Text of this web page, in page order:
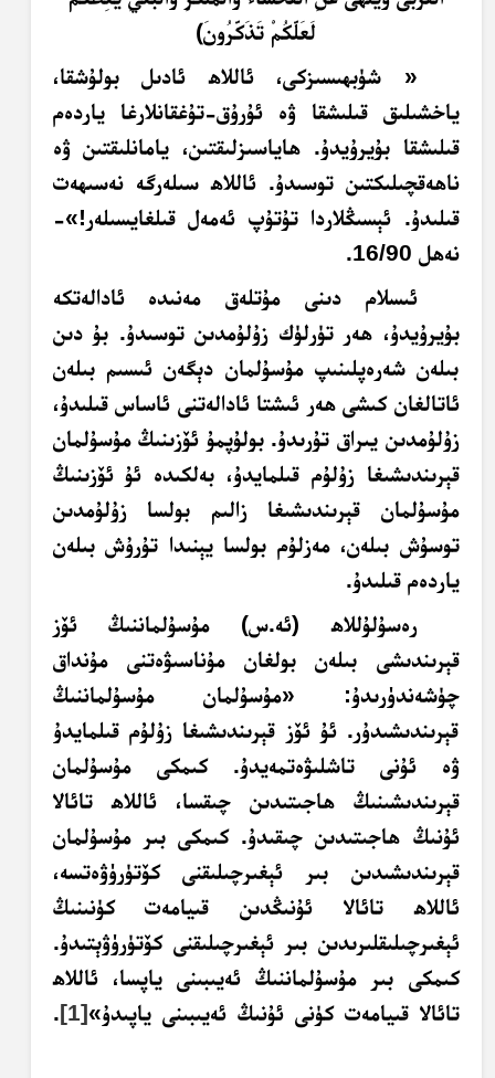
لَعَلَّكُمْ تَذَكَّرُونَ﴾
« شۈبھىسىزكى، ئاللاھ ئادىل بولۇشقا،
ياخشىلىق قىلىشقا ۋە ئۇرۇق-تۇغقانلارغا ياردەم
قىلىشقا بۇيرۇيدۇ. ھاياسىزلىقتىن، يامانلىقتىن ۋە
ناھەقچىلىكتىن توسىدۇ. ئاللاھ سىلەرگە نەسىھەت
قىلىدۇ. ئېسىڭلاردا تۇتۇپ ئەمەل قىلغايسىلەر!»-
نەھل 16/90.
ئىسلام دىنى مۇتلەق مەنىدە ئادالەتكە
بۇيرۇيدۇ، ھەر تۈرلۈك زۇلۇمدىن توسىدۇ. بۇ دىن
بىلەن شەرەپلىنىپ مۇسۇلمان دېگەن ئىسىم بىلەن
ئاتالغان كىشى ھەر ئىشتا ئادالەتنى ئاساس قىلىدۇ،
زۇلۇمدىن يىراق تۇرىدۇ. بولۇپمۇ ئۆزىنىڭ مۇسۇلمان
قېرىندىشىغا زۇلۇم قىلمايدۇ، بەلكىدە ئۇ ئۆزىنىڭ
مۇسۇلمان قېرىندىشىغا زالىم بولسا زۇلۇمدىن
توسۇش بىلەن، مەزلۇم بولسا يېنىدا تۇرۇش بىلەن
ياردەم قىلىدۇ.
رەسۇلۇللاھ (ئە.س) مۇسۇلماننىڭ ئۆز
قېرىندىشى بىلەن بولغان مۇناسىۋەتنى مۇنداق
چۈشەندۈرىدۇ: «مۇسۇلمان مۇسۇلماننىڭ
قېرىندىشىدۇر. ئۇ ئۆز قېرىندىشىغا زۇلۇم قىلمايدۇ
ۋە ئۇنى تاشلىۋەتمەيدۇ. كىمكى مۇسۇلمان
قېرىندىشىنىڭ ھاجىتىدىن چىقسا، ئاللاھ تائالا
ئۇنىڭ ھاجىتىدىن چىقىدۇ. كىمكى بىر مۇسۇلمان
قېرىندىشىدىن بىر ئېغىرچىلىقنى كۆتۈرۈۋەتسە،
ئاللاھ تائالا ئۇنىڭدىن قىيامەت كۈنىنىڭ
ئېغىرچىلىقلىرىدىن بىر ئېغىرچىلىقنى كۆتۈرۈۋېتىدۇ.
كىمكى بىر مۇسۇلماننىڭ ئەيىبىنى ياپسا، ئاللاھ
تائالا قىيامەت كۈنى ئۇنىڭ ئەيىبىنى ياپىدۇ»[1]
.